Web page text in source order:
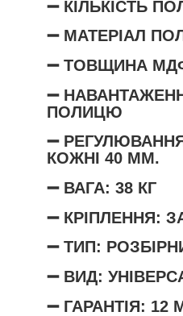
➖ КІЛЬКІСТЬ
➖ МАТЕРІАЛ
➖ ТОВЩИНА
➖
ПОЛИЦЮ
➖
КОЖНІ 40 ММ.
➖ ВАГА: 38 КГ
➖ КРІПЛЕННЯ:
➖ ТИП:
➖ ВИД:
➖ ГАРАНТІЯ: 12